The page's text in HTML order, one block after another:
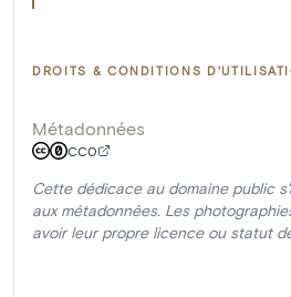
DROITS & CONDITIONS
Métadonnées
CC0
Cette dédicace au domaine public
aux métadonnées. Les
avoir leur propre licence ou statut